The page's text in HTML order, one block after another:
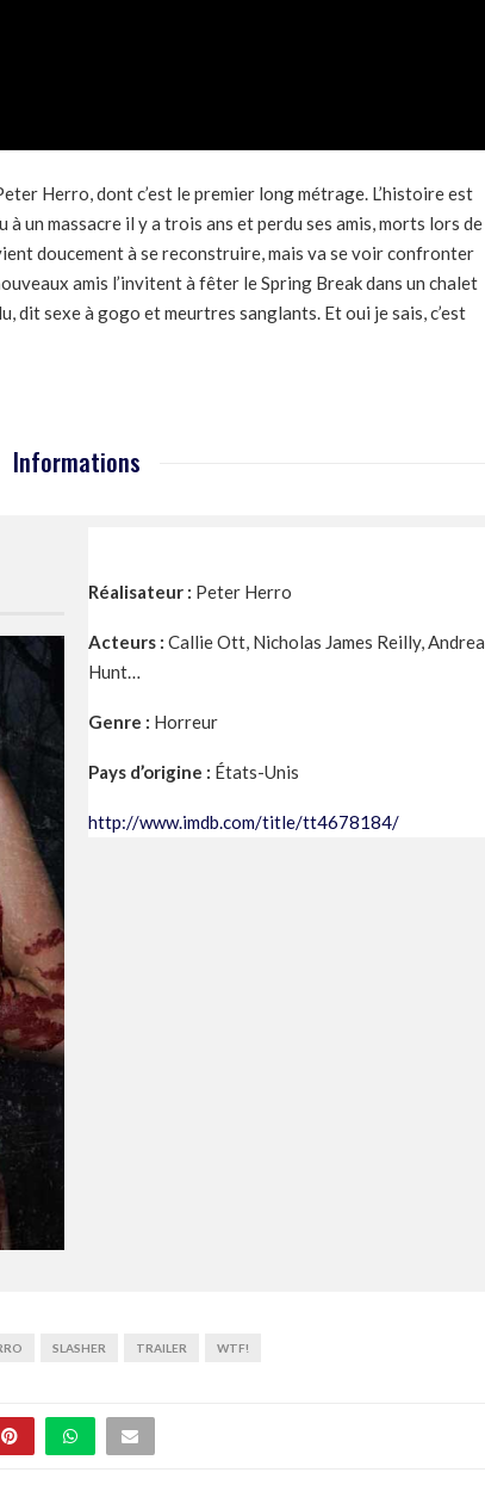
Herro, dont c’est le premier long métrage. L’histoire est
à un massacre il y a trois ans etperdu ses amis, morts lors de
doucement à se reconstruire, mais va se voir confronter
amis l’invitent à fêter leSpring Break dans un chalet
, dit sexe à gogo et meurtres sanglants. Etoui jesais, c’est
Informations
Réalisateur : Peter Herro
Acteurs : Callie Ott, Nicholas James Reilly,Andrea
Hunt…
Genre : Horreur
Pays d’origine : États-Unis
http://www.imdb.com/title/tt4678184/
SLASHER TRAILER WTF!